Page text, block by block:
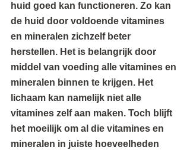
huid goed kan functioneren. Zo kan
de huid door voldoende vitamines
en mineralen zichzelf beter
herstellen. Het is belangrijk door
middel van voeding alle vitamines en
mineralen binnen te krijgen. Het
lichaam kan namelijk niet alle
vitamines zelf aan maken. Toch blijft
het moeilijk om al die vitamines en
mineralen in juiste hoeveelheden